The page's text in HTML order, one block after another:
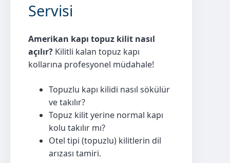
Servisi
Amerikan kapı topuz kilit nasıl
açılır? Kilitli kalan topuz kapı
kollarına profesyonel müdahale!
Topuzlu kapı kilidi nasıl sökülür
ve takılır?
Topuz kilit yerine normal kapı
kolu takılır mı?
Otel tipi (topuzlu) kilitlerin dil
arızası tamiri.